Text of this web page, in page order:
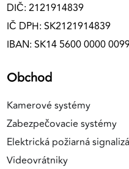
DIČ: 2121914839
IČ DPH: SK2121914839
IBAN: SK14 5600 0000
Obchod
Kamerové systémy
Zabezpečovacie systémy
Elektrická požiarná
Videovrátniky